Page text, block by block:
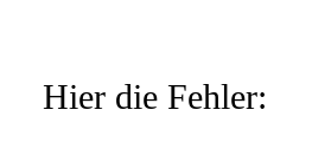
Hier die Fehler: